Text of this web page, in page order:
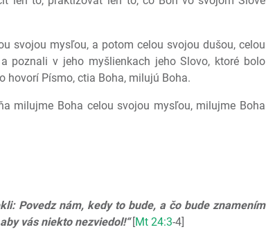
svojou mysľou, a potom celou svojou dušou, celou
poznali v jeho myšlienkach jeho Slovo, ktoré bolo
hovorí Písmo, ctia Boha, milujú Boha.
milujme Boha celou svojou mysľou, milujme Boha
Povedz nám, kedy to bude, a čo bude znamením
vás niekto nezviedol!“[Mt 24:3-4]